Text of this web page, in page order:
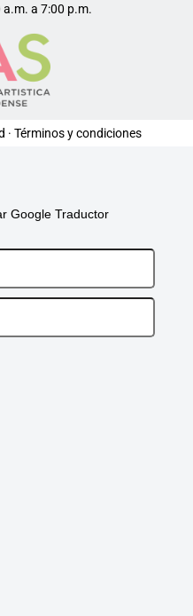
a 7:00 p.m.
· Términos y condiciones
Google Traductor